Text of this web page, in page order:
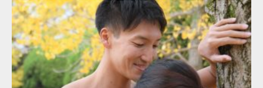
Update: 2021.07.8
Category:公園のマッチョ その他 AKIHITO(細マッチョ) 大胸筋 肩 腹
筋